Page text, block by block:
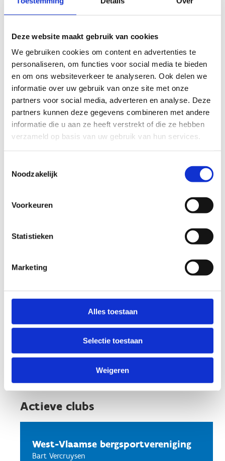
Deze website maakt gebruik van cookies
We gebruiken cookies om content en advertenties te
personaliseren, om functies voor social media te bieden
en om ons websiteverkeer te analyseren. Ook delen we
informatie over uw gebruik van onze site met onze
partners voor social media, adverteren en analyse. Deze
partners kunnen deze gegevens combineren met andere
informatie die u aan ze heeft verstrekt of die ze hebben
verzameld op basis van uw gebruik van hun services.
Noodzakelijk
Voorkeuren
Statistieken
Marketing
Alles toestaan
Selectie toestaan
Weigeren
klimzaal
Wil je graag lessen volgen in Brugge? Kijk dan
even tussen ons aanbod of er iets tussen zit of
ontdek de sportclubs die bij ons trainen
Neem gerust contact met ons op om meer
mogelijkheden te bekijken.
Contacteer ons
Actieve clubs
West-Vlaamse bergsportvereniging
Bart Vercruysen